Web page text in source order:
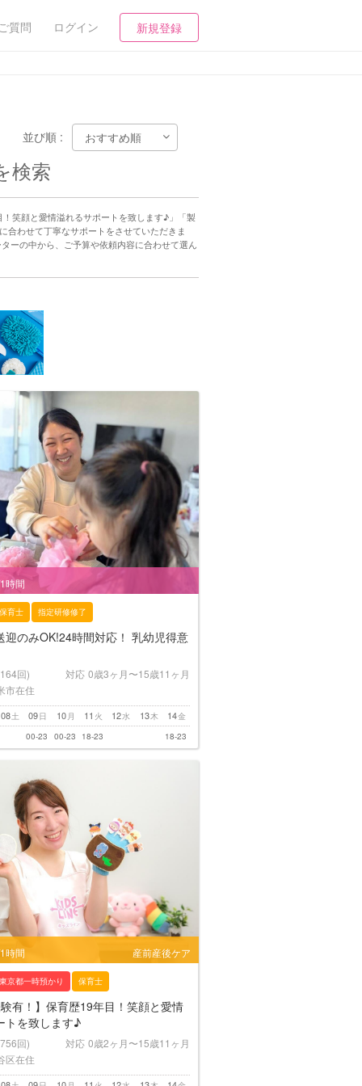
質問 ログイン 新規登録
並び順 :
検索
笑顔と愛情溢れるサポートを致します♪」「製
合わせて丁寧なサポートをさせていただきま
ーの中から、ご予算や依頼内容に合わせて選ん
時間
保育士 指定研修修了
迎のみOK!24時間対応！ 乳幼児得意
回) 対応 0歳3ヶ月〜15歳11ヶ月
市在住
土
08 日
09 月
10 火
11 水
12 木
13 金
14
00-23 00-23 18-23 18-23
時間 産前産後ケア
東京都一時預かり 保育士
験有！】保育歴19年目！笑顔と愛情
トを致します♪
回) 対応 0歳2ヶ月〜15歳11ヶ月
区在住